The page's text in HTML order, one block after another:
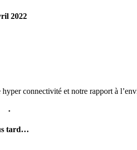
2022
connectivité et notre rapport à
•
tard…